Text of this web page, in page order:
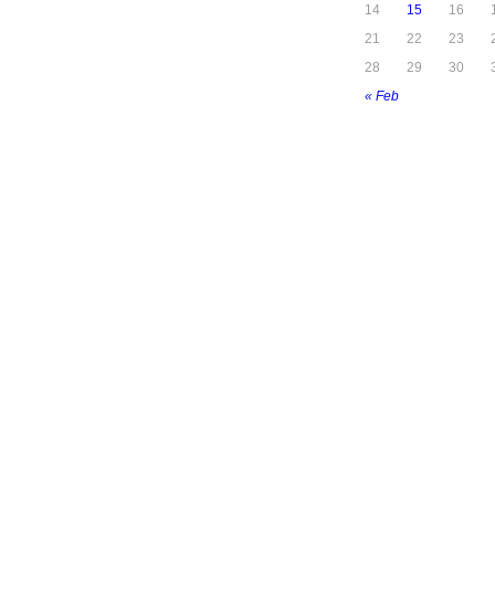
« Feb
14
15 16
21
22 23
28
29 30